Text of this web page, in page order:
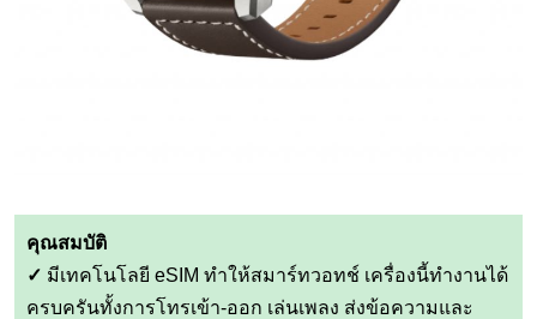
คุณสมบัติ
✓ มีเทคโนโลยี eSIM ทำให้สมาร์ทวอทช์ เครื่องนี้ทำงานได้
ครบครันทั้งการโทรเข้า-ออก เล่นเพลง ส่งข้อความและ